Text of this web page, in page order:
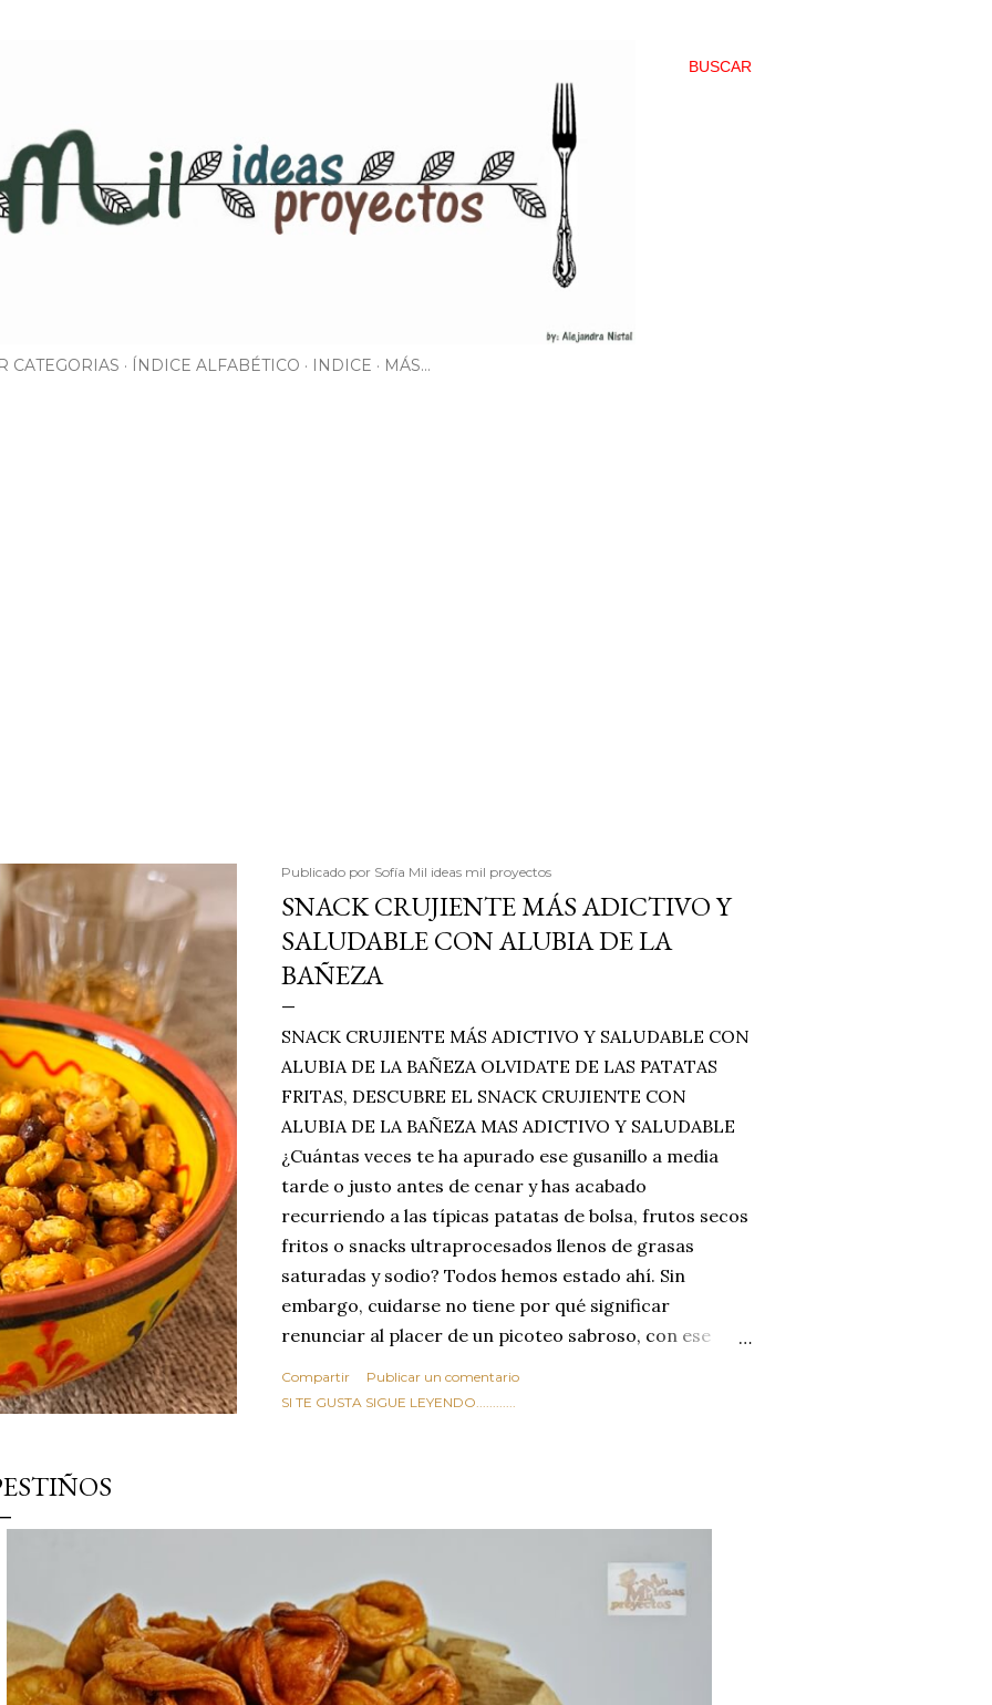
BUSCAR
CATEGORIAS ÍNDICE ALFABÉTICO INDICE MÁS…
Publicado por Sofía Mil ideas mil proyectos
SNACK CRUJIENTE MÁS ADICTIVO Y
SALUDABLE CON ALUBIA DE LA
BAÑEZA
SNACK CRUJIENTE MÁS ADICTIVO Y SALUDABLE CON
ALUBIA DE LA BAÑEZA OLVIDATE DE LAS PATATAS
FRITAS, DESCUBRE EL SNACK CRUJIENTE CON
ALUBIA DE LA BAÑEZA MAS ADICTIVO Y SALUDABLE
¿Cuántas veces te ha apurado ese gusanillo a media
tarde o justo antes de cenar y has acabado
recurriendo a las típicas patatas de bolsa, frutos secos
fritos o snacks ultraprocesados llenos de grasas
saturadas y sodio? Todos hemos estado ahí. Sin
embargo, cuidarse no tiene por qué significar
renunciar al placer de un picoteo sabroso, con ese
Estas alubias crujientes al horno van a cambiar por
en un snack ligero, dorado, cargado de proteína y
100% natural. Es el sustituto perfecto a los frutos se...
Compartir
Publicar un comentario
SI TE GUSTA SIGUE LEYENDO............